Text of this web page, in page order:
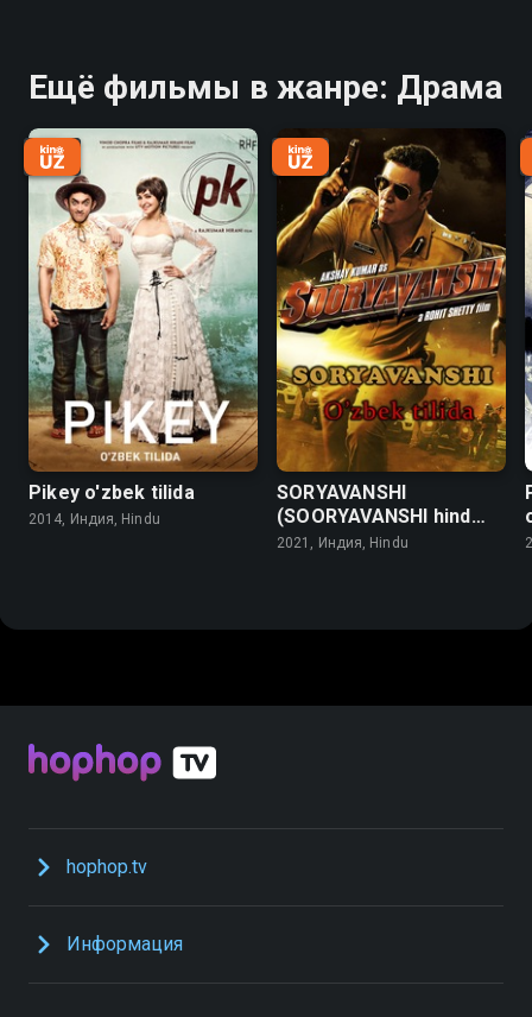
Ещё фильмы в жанре: Драма
Pikey o'zbek tilida
2014, Индия, Hindu
SORYAVANSHI
(SOORYAVANSHI hind
kinosi) o'zbek tilida
2021, Индия, Hindu
hophop.tv
Информация